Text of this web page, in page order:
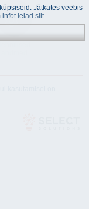
Jätkates veebis
infot leiad siit